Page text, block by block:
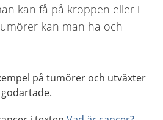
kan få på kroppen eller i
kan man ha och
på tumörer och utväxter